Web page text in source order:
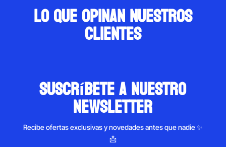
Lo que opinan nuestros
clientes
suscríbete a nuestro
newsletter
Recibe ofertas exclusivas y novedades antes que nadie ✨
📩